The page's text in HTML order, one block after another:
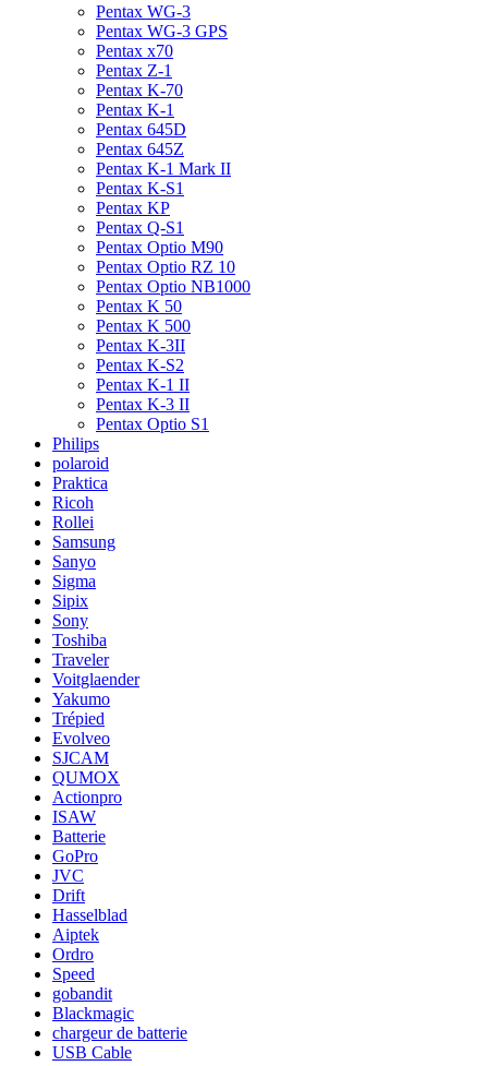
Pentax WG-3
Pentax WG-3 GPS
Pentax x70
Pentax Z-1
Pentax K-70
Pentax K-1
Pentax 645D
Pentax 645Z
Pentax K-1 Mark II
Pentax K-S1
Pentax KP
Pentax Q-S1
Pentax Optio M90
Pentax Optio RZ 10
Pentax Optio NB1000
Pentax K 50
Pentax K 500
Pentax K-3II
Pentax K-S2
Pentax K-1 II
Pentax K-3 II
Pentax Optio S1
Philips
polaroid
Praktica
Ricoh
Rollei
Samsung
Sanyo
Sigma
Sipix
Sony
Toshiba
Traveler
Voitglaender
Yakumo
Trépied
Evolveo
SJCAM
QUMOX
Actionpro
ISAW
Batterie
GoPro
JVC
Drift
Hasselblad
Aiptek
Ordro
Speed
gobandit
Blackmagic
chargeur de batterie
USB Cable